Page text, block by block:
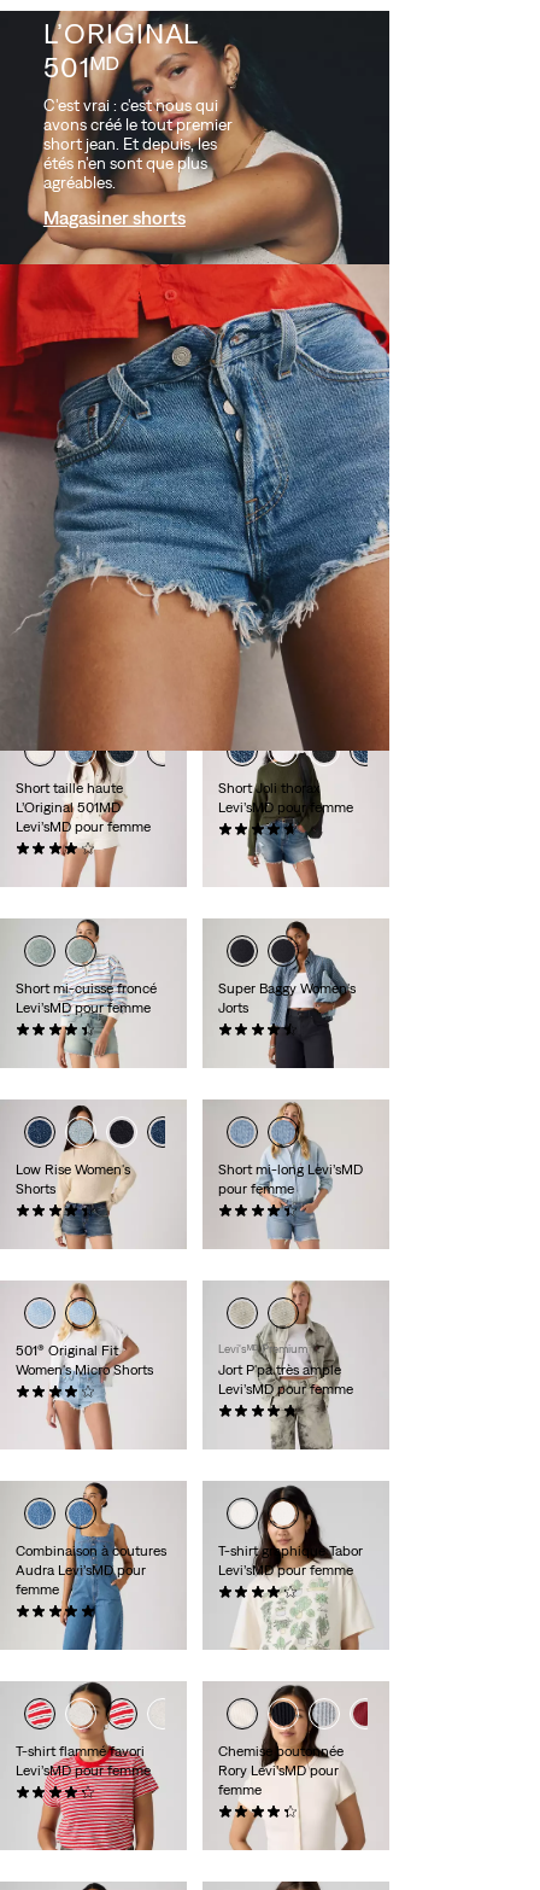
Bestseller
Mid-Thigh Women's
Shorts
(43)
88,00 $
Bestseller
501® Original Fit High
Rise Women's Curve
Shorts
88,00 $
Short en ligne A
Levi’sMD pour femme
(272)
59,95 $
Bestseller
Short très ample taille
haute Levi’sMD pour
femme
(139)
88,00 $
Bestseller
Short mi-cuisse froncé
Levi’sMD pour femme
Short mi-cuisse taille
haute L’Original 501MD
Levi’sMD pour femme
Short taille haute
L’Original 501MD
Levi’sMD pour femme
(508)
88,00 $
Short Joli thorax
Levi’sMD pour femme
(98)
88,00 $
Short mi-cuisse froncé
Levi’sMD pour femme
(45)
69,95 $
Super Baggy Women's
Jorts
Low Rise Women's
Shorts
(47)
88,00 $
Short mi-long Levi’sMD
pour femme
(846)
59,95 $
501® Original Fit
Women's Micro Shorts
(15)
69,95 $
Levi'sᴹᴰ Premium
Jort P'pa très ample
Levi’sMD pour femme
(36)
Combinaison à coutures
Audra Levi’sMD pour
femme
119,95 $
T-shirt graphique Tabor
Levi’sMD pour femme
(6)
35,00 $
T-shirt flammé favori
Levi’sMD pour femme
(42)
30,00 $
Chemise boutonnée
Rory Levi’sMD pour
femme
40,00 $
L’ORIGINAL
501ᴹᴰ
C'est vrai : c'est nous qui
avons créé le tout premier
short jean. Et depuis, les
étés n'en sont que plus
agréables.
Magasiner shorts